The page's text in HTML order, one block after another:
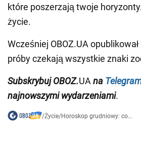
które poszerzają twoje
życie.
Wcześniej OBOZ.UA opublikował
próby czekają wszystkie znaki
SubskrybujOBOZ.UAna
najnowszymi wydarzeniami.
/Życie/Horoskop grudniowy: co...